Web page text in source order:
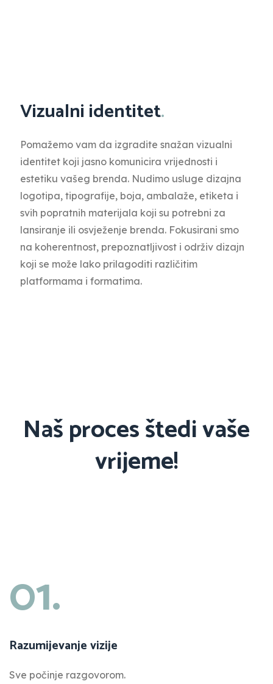
Vizualni identitet.
Pomažemo vam da izgradite snažan vizualni
identitet koji jasno komunicira vrijednosti i
estetiku vašeg brenda. Nudimo usluge dizajna
logotipa, tipografije, boja, ambalaže, etiketa i
svih popratnih materijala koji su potrebni za
lansiranje ili osvježenje brenda. Fokusirani smo
na koherentnost, prepoznatljivost i održiv dizajn
koji se može lako prilagoditi različitim
platformama i formatima.
Naš proces štedi vaše
vrijeme!
01.
Razumijevanje vizije
Sve počinje razgovorom.